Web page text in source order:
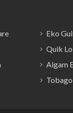
Eko
Quik
Algam